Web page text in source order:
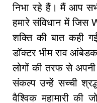
निभा रहे हैं। मैं आप
हमारे संविधान में
शक्ति की बात कही
डॉक्टर भीम राव
लोगों की तरफ से
संकल्प उन्हें सच्ची
वैश्विक महामारी की